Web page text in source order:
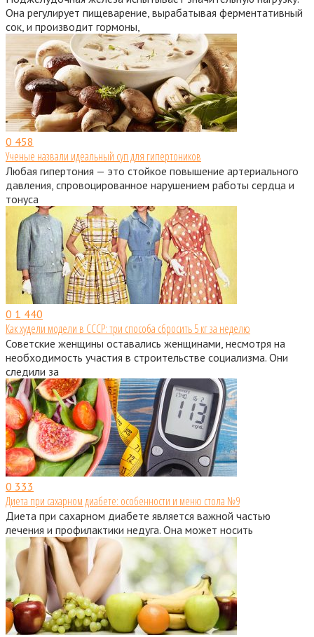
Она регулирует пищеварение, вырабатывая ферментативный
сок, и производит гормоны,
0 458
Ученые назвали идеальный суп для гипертоников
Любая гипертония — это стойкое повышение артериального
давления, спровоцированное нарушением работы сердца и
тонуса
0 1 440
Как худели модели в СССР: три способа сбросить 5 кг за неделю
Советские женщины оставались женщинами, несмотря на
необходимость участия в строительстве социализма. Они
следили за
0 333
Диета при сахарном диабете: особенности и меню стола №9
Диета при сахарном диабете является важной частью
лечения и профилактики недуга. Она может носить